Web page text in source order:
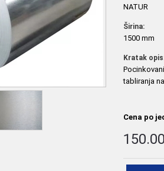
NATUR
Širina:
1500 mm
Kratak
tabliranja
Cena po